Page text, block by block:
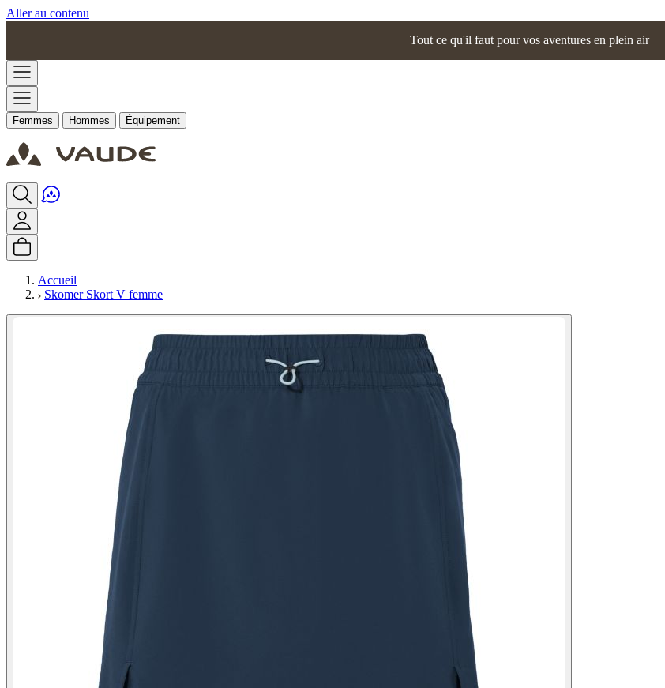
Aller au contenu
Tout ce qu'il faut pour vos aventures en plein air
Femmes Hommes Équipement
Accueil
Skomer Skort V femme